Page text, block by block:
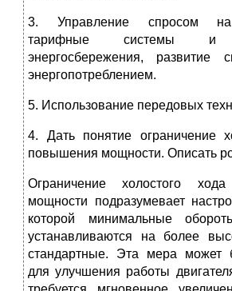
3. Управление спросом на
тарифные системы и
энергосбережения, развитие
энергопотреблением.
5. Использование передовых
4. Дать понятие ограничение
повышения мощности. Описать
Ограничение холостого
мощности подразумевает
которой минимальные
устанавливаются на более
стандартные. Эта мера может
для улучшения работы